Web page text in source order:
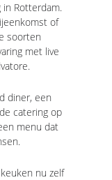
Rotterdam.
of
soorten
met live
diner, een
catering op
menu dat
nu zelf